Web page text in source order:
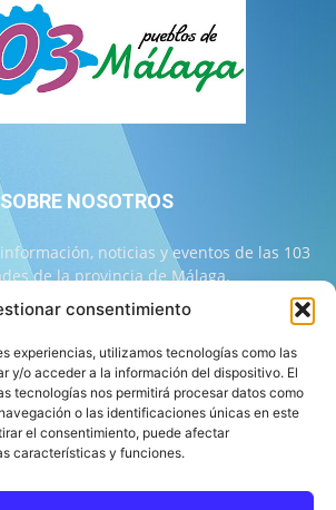
consentimiento
experiencias, utilizamos tecnologías como las
y/o acceder a la información del dispositivo. El
tecnologías nos permitirá procesar datos como
o las identificaciones únicas en este
el consentimiento, puede afectar
características y funciones.
SOBRE NOSOTROS
noticias y eventos de las 103
de la provincia de Málaga.
info@103malaga.com
SÍGUENOS